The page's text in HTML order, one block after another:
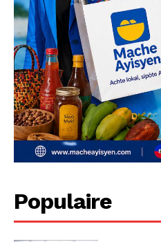
Populaire